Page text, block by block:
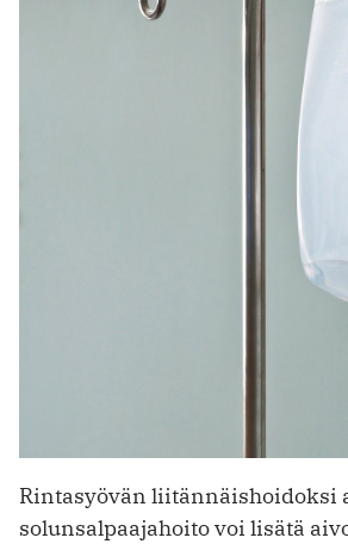
Rintasyövän liitännäishoidoksi
solunsalpaajahoito voi lisätä